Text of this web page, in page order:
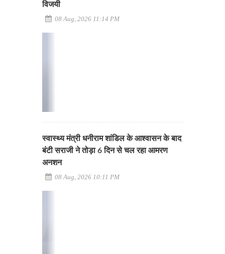
विजयी
08 Aug, 2026 11:14 PM
स्वास्थ्य मंत्री धनीराम शांडिल के आश्वासन के बाद
बंटी सराजी ने तोड़ा 6 दिन से चल रहा आमरण
अनशन
08 Aug, 2026 10:11 PM